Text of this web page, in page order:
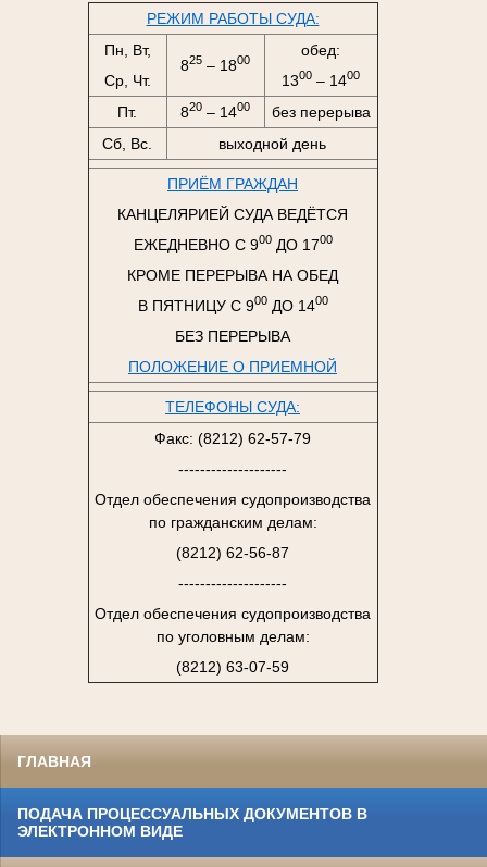
РЕЖИМ РАБОТЫ СУДА:
Пн, Вт,
Ср, Чт.
825 – 1800
обед:
1300 – 1400
Пт. 820 – 1400
без перерыва
Сб, Вс.
выходной день
ПРИЁМ ГРАЖДАН
КАНЦЕЛЯРИЕЙ СУДА ВЕДЁТСЯ
ЕЖЕДНЕВНО С 900ДО 1700
КРОМЕ ПЕРЕРЫВА НА ОБЕД
В ПЯТНИЦУ С 900ДО 1400
БЕЗ ПЕРЕРЫВА
ПОЛОЖЕНИЕ О ПРИЕМНОЙ
ТЕЛЕФОНЫ СУДА:
Факс: (8212) 62-57-79
--------------------
Отдел обеспечения судопроизводства
по гражданским делам:
(8212) 62-56-87
--------------------
Отдел обеспечения судопроизводства
по уголовным делам:
(8212) 63-07-59
ГЛАВНАЯ
ПОДАЧА ПРОЦЕССУАЛЬНЫХ ДОКУМЕНТОВ В
ЭЛЕКТРОННОМ ВИДЕ